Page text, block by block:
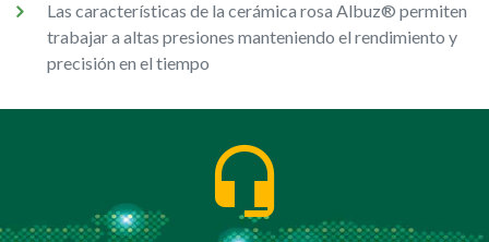
Las características de la cerámica rosa Albuz® permiten
trabajar a altas presiones manteniendo el rendimiento y
precisión en el tiempo